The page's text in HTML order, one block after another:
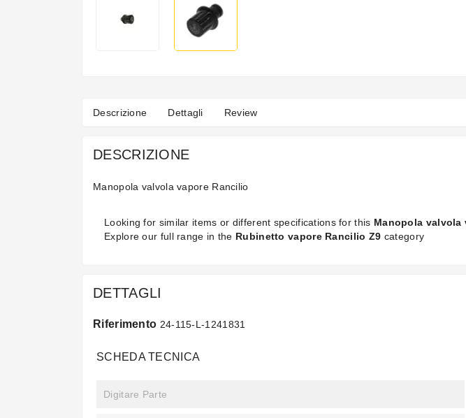
Descrizione Dettagli Review
DESCRIZIONE
Manopola valvola vapore Rancilio
Looking for similar items or different specifications for this Manopola valvola
Explore our full range in the Rubinetto vapore Rancilio Z9 category
DETTAGLI
Riferimento 24-115-L-1241831
SCHEDA TECNICA
Digitare Parte